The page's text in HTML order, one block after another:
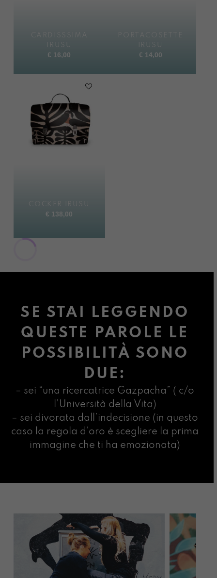
CARDISSSIMA
IRUSU
€ 16,00
PORTACOSETTE
IRUSU
€ 14,00
COCKER IRUSU
€ 138,00
SE STAI LEGGENDO
QUESTE PAROLE LE
POSSIBILITÀ SONO
DUE:
– sei “una ricercatrice Gazpacha” ( c/o
l’Università della Vita)
– sei divorata dall’indecisione (in questo
caso la regola d’oro è scegliere la prima
immagine che ti ha emozionata)